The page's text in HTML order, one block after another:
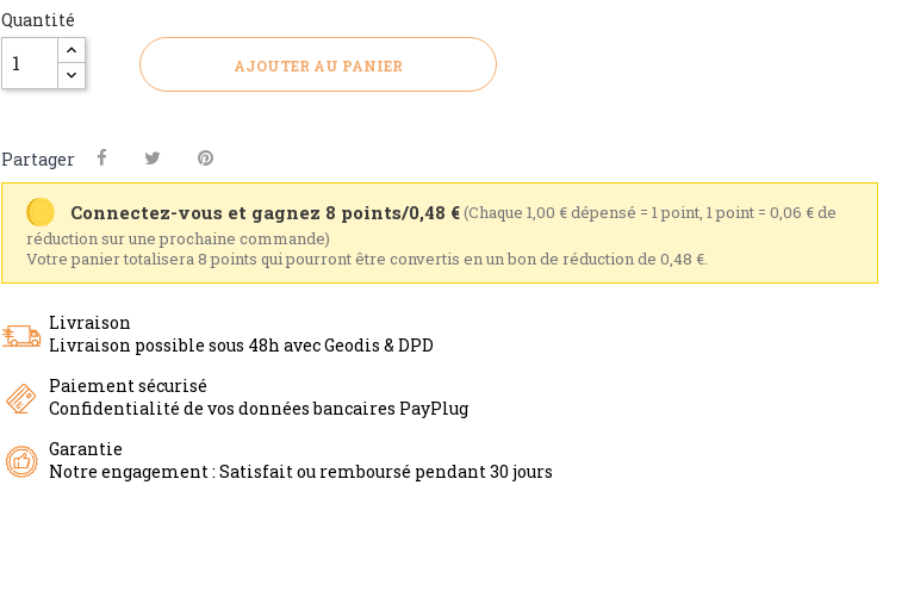
Quantité
AJOUTER AU PANIER
Partager
Connectez-vous et gagnez 8 points/0,48 €(Chaque 1,00 € dépensé = 1 point, 1 point = 0,06 € de
réduction sur une prochaine commande)
Votre panier totalisera 8 points qui pourront être convertis en un bon de réduction de 0,48 €.
Livraison
Livraison possible sous 48h avec Geodis & DPD
Paiement sécurisé
Confidentialité de vos données bancaires PayPlug
Garantie
Notre engagement : Satisfait ou remboursé pendant 30 jours